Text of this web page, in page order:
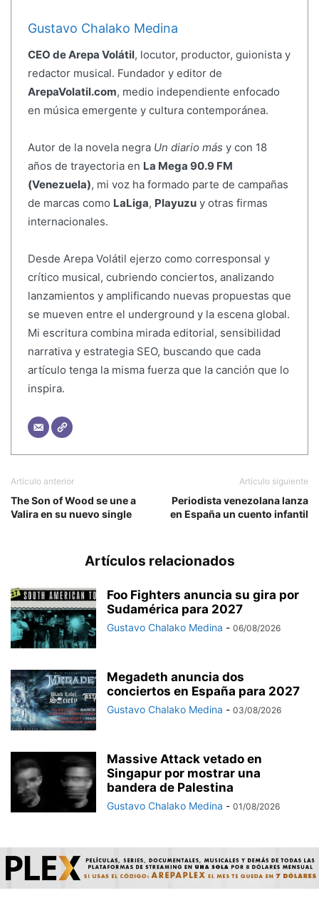
Gustavo Chalako Medina
CEO de Arepa Volátil, locutor, productor, guionista y
redactor musical. Fundador y editor de
ArepaVolatil.com, medio independiente enfocado
en música emergente y cultura contemporánea.
Autor de la novela negra Un diario más y con 18
años de trayectoria en La Mega 90.9 FM
(Venezuela), mi voz ha formado parte de campañas
de marcas como LaLiga, Playuzuy otras firmas
internacionales.
Desde Arepa Volátil ejerzo como corresponsal y
crítico musical, cubriendo conciertos, analizando
lanzamientos y amplificando nuevas propuestas que
se mueven entre el underground y la escena global.
Mi escritura combina mirada editorial, sensibilidad
narrativa y estrategia SEO, buscando que cada
artículo tenga la misma fuerza que la canción que lo
inspira.
Artículo anterior
The Son of Wood se une a
Valira en su nuevo single
Artículo siguiente
Periodista venezolana lanza
en España un cuento infantil
Artículos relacionados
Foo Fighters anuncia su gira por
Sudamérica para 2027
Gustavo Chalako Medina - 06/08/2026
Megadeth anuncia dos
conciertos en España para 2027
Gustavo Chalako Medina - 03/08/2026
Massive Attack vetado en
Singapur por mostrar una
bandera de Palestina
Gustavo Chalako Medina - 01/08/2026